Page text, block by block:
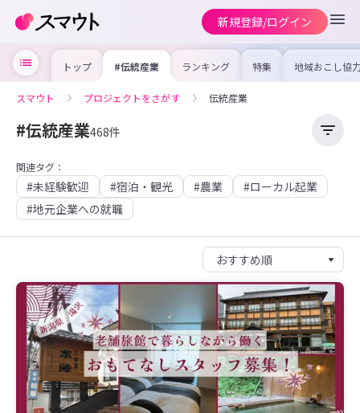
新規登録/ログイン
トップ #伝統産業 ランキング 特集 地域おこし協
の求人やイベ
を集めました
けよう
スマウト プロジェクトをさがす 伝統産業
#伝統産業468件
関連タグ：
#未経験歓迎 #宿泊・観光 #農業
#ローカル起業
#地元企業への就職